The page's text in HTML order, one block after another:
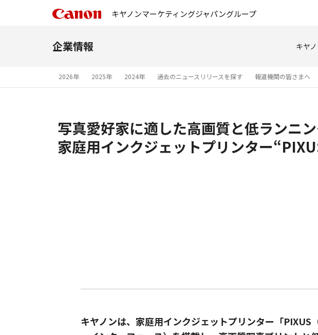
キヤノンマーケティングジャパングループ
企業情報 キヤ
2026年 2025年 2024年 過去のニュースリリースを探す 報道機関の皆さまへ
写真愛好家に適した高画質と低ランニ
家庭用インクジェットプリンター
キヤノンは、家庭用インクジェットプリンター「